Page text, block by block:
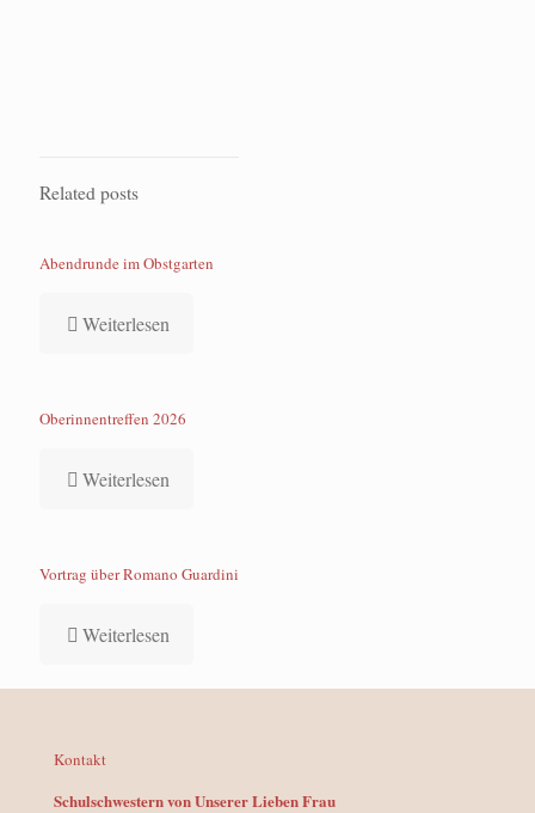
Related posts
Abendrunde im Obstgarten
Weiterlesen
Oberinnentreffen 2026
Weiterlesen
Vortrag über Romano Guardini
Weiterlesen
Kontakt
Schulschwestern von Unserer Lieben Frau